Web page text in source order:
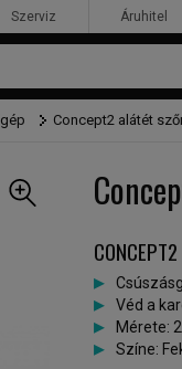
Concept2 alátét
Véd a
Mérete:
Színe:
Szerviz Áruhitel